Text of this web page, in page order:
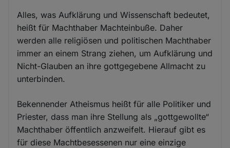
Alles, was Aufklärung und Wissenschaft bedeutet,
heißt für Machthaber Machteinbuße. Daher
werden alle religiösen und politischen Machthaber
immer an einem Strang ziehen, um Aufklärung und
Nicht-Glauben an ihre gottgegebene Allmacht zu
unterbinden.
Bekennender Atheismus heißt für alle Politiker und
Priester, dass man ihre Stellung als „gottgewollte“
Machthaber öffentlich anzweifelt. Hierauf gibt es
für diese Machtbesessenen nur eine einzige